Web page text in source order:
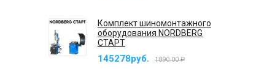
Комплект шиномонтажного
оборудования NORDBERG
СТАРТ
145278руб. 1890.00 ₽